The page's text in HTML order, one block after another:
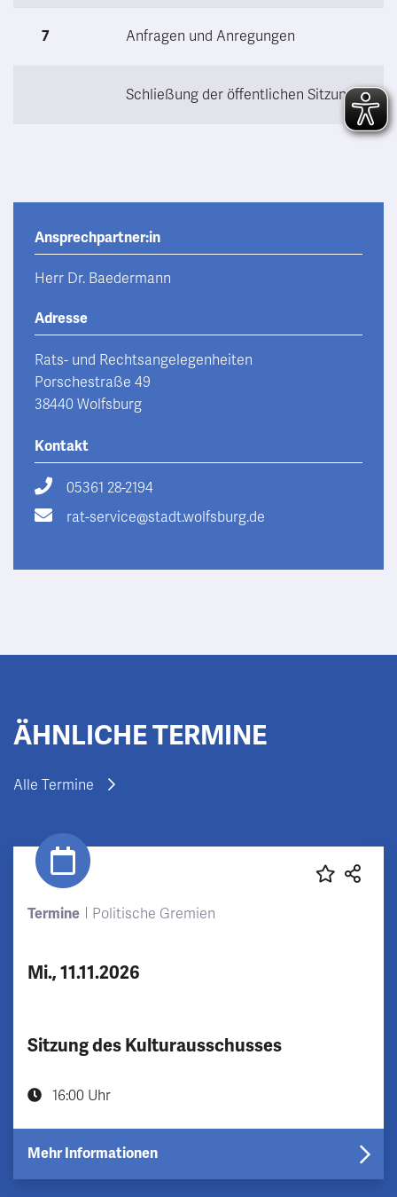
7 Anfragen und Anregungen
Schließung der öffentlichen Sitzung
Ansprechpartner:in
Herr Dr. Baedermann
Adresse
Rats- und Rechtsangelegenheiten
Porschestraße 49
38440 Wolfsburg
Kontakt
05361 28-2194
rat-service@stadt.wolfsburg.de
ÄHNLICHE TERMINE
Alle Termine
Termine Politische Gremien
Mi., 11.11.2026
Sitzung des Kulturausschusses
16:00 Uhr
Mehr Informationen